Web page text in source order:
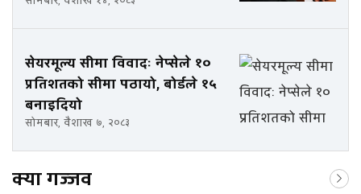
सेयरमूल्य सीमा विवादः नेप्सेले १०
प्रतिशतको सीमा पठायो, बोर्डले १५
बनाइदियो
सोमबार, वैशाख ७, २०८३
क्या गज्जव